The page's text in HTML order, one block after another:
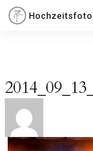
Inhalte
überspringen